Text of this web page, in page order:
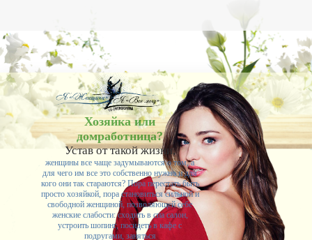
Хозяйка или
домработница?
Устав от такой жизни,
женщины все чаще задумываются о том, а
для чего им все это собственно нужно и для
кого они так стараются? Пора перестать быть
просто хозяйкой, пора становиться сильной и
свободной женщиной, позволяющей себе
женские слабости: сходить в спа салон,
устроить шопинг, посидеть в кафе с
подругами, заняться